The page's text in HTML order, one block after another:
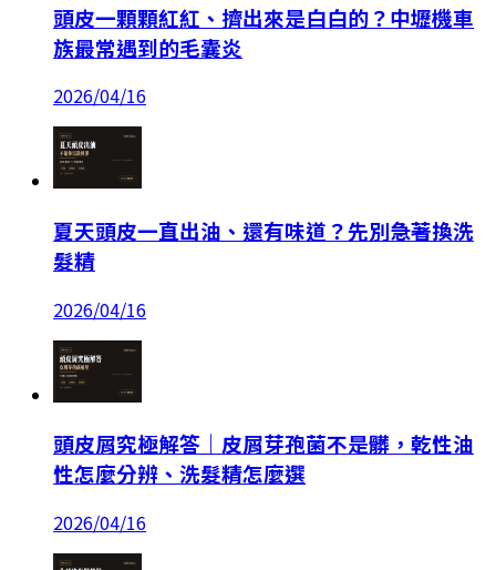
頭皮一顆顆紅紅、擠出來是白白的？中壢機車
族最常遇到的毛囊炎
2026/04/16
夏天頭皮一直出油、還有味道？先別急著換洗
髮精
2026/04/16
頭皮屑究極解答｜皮屑芽孢菌不是髒，乾性油
性怎麼分辨、洗髮精怎麼選
2026/04/16